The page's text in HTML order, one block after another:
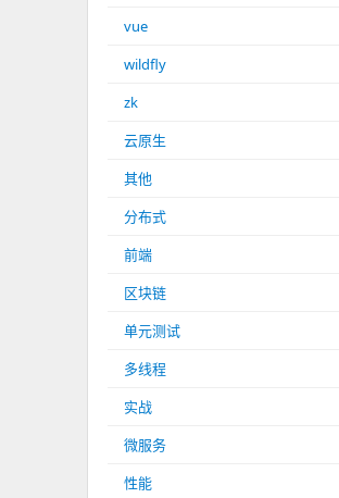
vue
wildfly
zk
云原生
其他
分布式
前端
区块链
单元测试
多线程
实战
微服务
性能